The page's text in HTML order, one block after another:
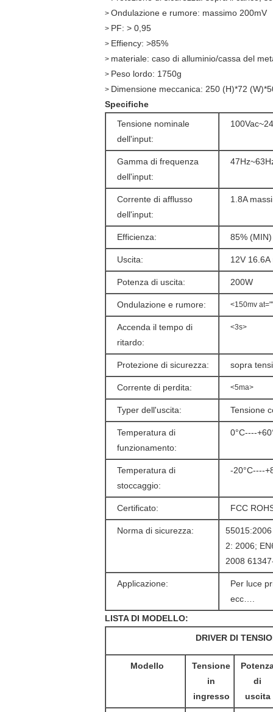
> Ondulazione e rumore: massimo 200mV
> PF: > 0,95
> Effiency: >85%
> materiale: caso di alluminio/cassa del
> Peso lordo: 1750g
> Dimensione meccanica: 250 (H)*72
Specifiche
Tensione nominale
dell'input:
Gamma di frequenza
dell'input:
Corrente di afflusso
dell'input:
1.8A
Efficienza: 85%
Uscita: 12V
Potenza di uscita: 200W
Ondulazione e rumore: <150mv
Accenda il tempo di
ritardo:
<3s>
Protezione di sicurezza: sopra
Corrente di perdita: <5ma>
Typer dell'uscita: Tensione
Temperatura di
funzionamento:
0°C----
Temperatura di
stoccaggio:
-20°C----
Certificato: FCC
Norma di sicurezza:
2: 2006;
2008
Applicazione:
Per luce
ecc….
LISTA DI MODELLO:
DRIVER DI
Modello
Tensione
in
ingresso
di
uscita